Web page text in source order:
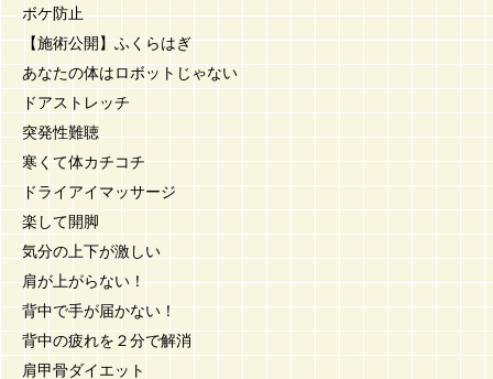
ボケ防止
【施術公開】ふくらはぎ
あなたの体はロボットじゃない
ドアストレッチ
突発性難聴
寒くて体カチコチ
ドライアイマッサージ
楽して開脚
気分の上下が激しい
肩が上がらない！
背中で手が届かない！
背中の疲れを２分で解消
肩甲骨ダイエット